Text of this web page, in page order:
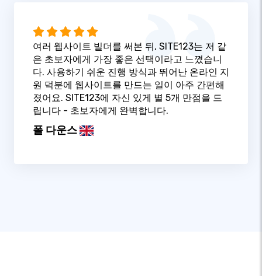
여러 웹사이트 빌더를 써본 뒤, SITE123는 저 같
은 초보자에게 가장 좋은 선택이라고 느꼈습니
다. 사용하기 쉬운 진행 방식과 뛰어난 온라인 지
원 덕분에 웹사이트를 만드는 일이 아주 간편해
졌어요. SITE123에 자신 있게 별 5개 만점을 드
립니다 - 초보자에게 완벽합니다.
폴 다운스